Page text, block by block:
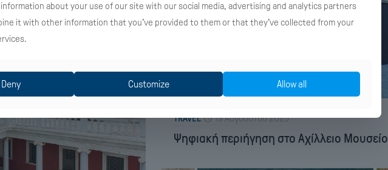
TRAVEL 19 Αυγούστου 2025
Ψηφιακή περιήγηση στο Αχίλλειο Μουσείο
information about your use of our site with our social media, advertising and analytics partners
it with other information that you’ve provided to them or that they’ve collected from your
Deny Customize Allow all